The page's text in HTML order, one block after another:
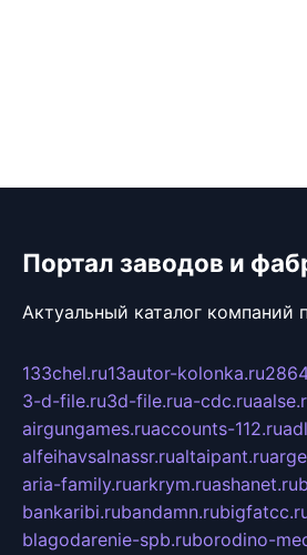
Портал заводов и
Актуальный каталог компаний
133chel.ru13autor-kolonka.ru
3-d-file.ru3d-file.rua-cdc.ru
airgungames.ruaccounts-112.ru
alfeihavsalnassr.rualtaipant.ru
aria-family.ruarkrym.ruashanet.ru
bankaribi.rubandamn.ru
blagodarenie-spb.ruborodino-